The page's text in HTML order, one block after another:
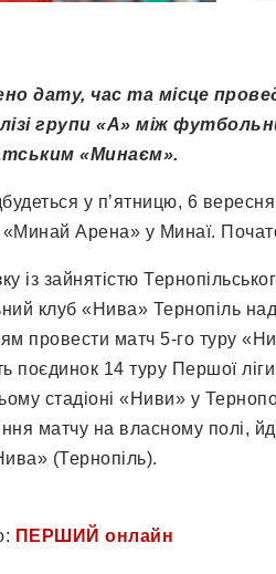
дату, час та місце
групи «А» між
«Минаєм».
у пʼятницю, 6
«Минай Арена» у Минаї.
із зайнятістю
клуб «Нива» Тернопіль
провести матч 5-го туру
поєдинок 14 туру Першої
стадіоні «Ниви» у
матчу на власному полі,
(Тернопіль).
ПЕРШИЙ онлайн